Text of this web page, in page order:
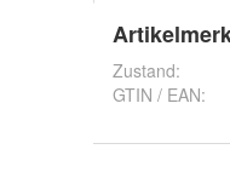
Zustand:
GTIN / EAN: